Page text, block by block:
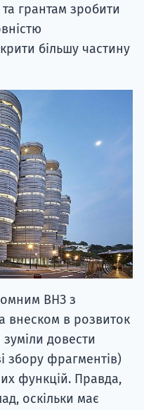
грантам зробити
більшу частину
ВНЗ з
внеском в розвиток
довести
збору фрагментів)
функцій. Правда,
оскільки має